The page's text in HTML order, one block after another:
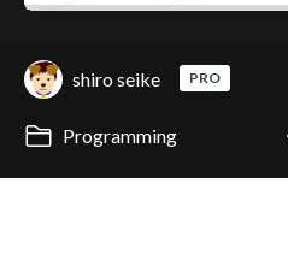
shiro seike PRO
Programming